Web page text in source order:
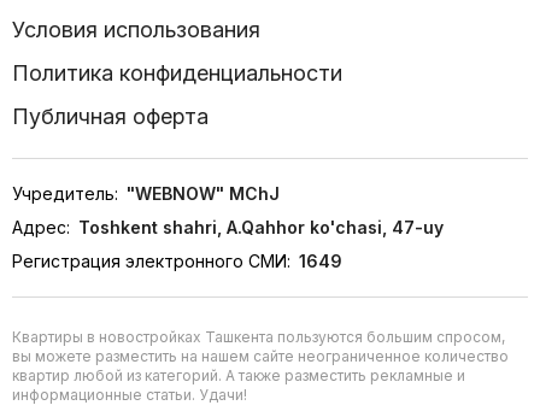
Условия использования
Политика конфиденциальности
Публичная оферта
Учредитель: "WEBNOW" MChJ
Адрес: Toshkent shahri, A.Qahhor ko'chasi, 47-uy
Регистрация электронного СМИ: 1649
Квартиры в новостройках Ташкента пользуются большим спросом,
вы можете разместить на нашем сайте неограниченное количество
квартир любой из категорий. А также разместить рекламные и
информационные статьи. Удачи!